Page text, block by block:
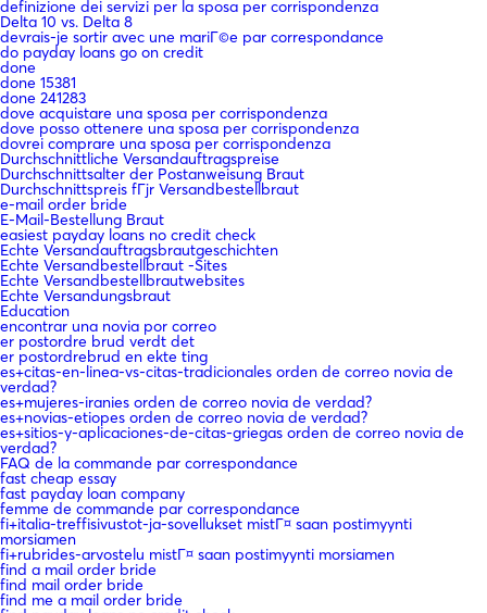
definizione dei servizi per la sposa per corrispondenza
Delta 10 vs. Delta 8
devrais-je sortir avec une mariГ©e par correspondance
do payday loans go on credit
done
done 15381
done 241283
dove acquistare una sposa per corrispondenza
dove posso ottenere una sposa per corrispondenza
dovrei comprare una sposa per corrispondenza
Durchschnittliche Versandauftragspreise
Durchschnittsalter der Postanweisung Braut
Durchschnittspreis fГјr Versandbestellbraut
e-mail order bride
E-Mail-Bestellung Braut
easiest payday loans no credit check
Echte Versandauftragsbrautgeschichten
Echte Versandbestellbraut -Sites
Echte Versandbestellbrautwebsites
Echte Versandungsbraut
Education
encontrar una novia por correo
er postordre brud verdt det
er postordrebrud en ekte ting
es+citas-en-linea-vs-citas-tradicionales orden de correo novia de
verdad?
es+mujeres-iranies orden de correo novia de verdad?
es+novias-etiopes orden de correo novia de verdad?
es+sitios-y-aplicaciones-de-citas-griegas orden de correo novia de
verdad?
FAQ de la commande par correspondance
fast cheap essay
fast payday loan company
femme de commande par correspondance
fi+italia-treffisivustot-ja-sovellukset mistГ¤ saan postimyynti
morsiamen
fi+rubrides-arvostelu mistГ¤ saan postimyynti morsiamen
find a mail order bride
find mail order bride
find me a mail order bride